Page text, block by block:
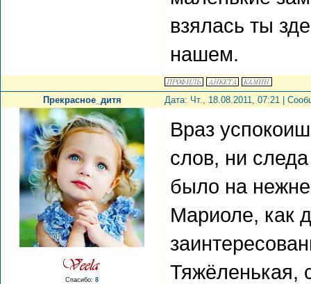
взялась ты
нашем.
Прекрасное_дитя Дата: Чт., 18.08.2011, 07:21 |
Спасибо: 8
Враз
слов, ни
было на
Мариоле, как
Тяжёленькая,